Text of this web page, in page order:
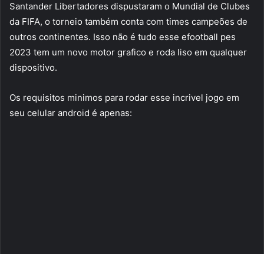
Santander Libertadores dispustaram o Mundial de Clubes
da FIFA, o torneio também conta com times campeões de
outros continentes. Isso não é tudo esse efootball pes
2023 tem um novo motor grafico e roda liso em qualquer
dispositivo.
Os requisitos minimos para rodar esse incrivel jogo em
seu celular android é apenas: